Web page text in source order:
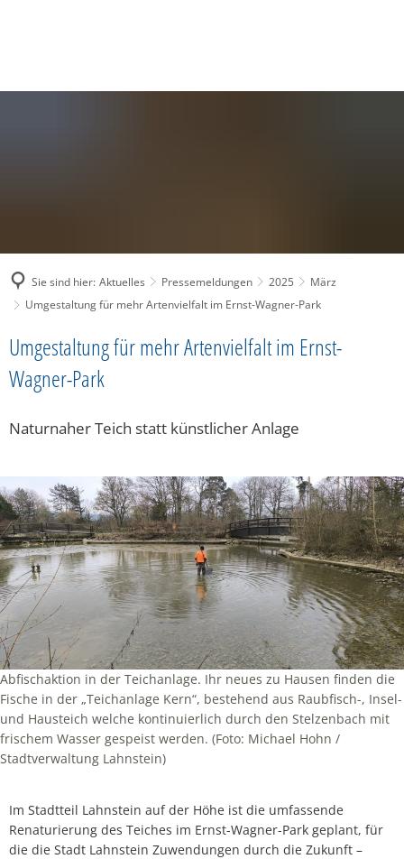
Sie sind hier: Aktuelles Pressemeldungen 2025
März
Umgestaltung für mehr Artenvielfalt im Ernst-Wagner-Park
Umgestaltung für mehr Artenvielfalt im Ernst-
Wagner-Park
Naturnaher Teich statt künstlicher Anlage
Abfischaktion in der Teichanlage. Ihr neues zu Hausen finden die
Fische in der „Teichanlage Kern“, bestehend aus Raubfisch-, Insel-
und Hausteich welche kontinuierlich durch den Stelzenbach mit
frischem Wasser gespeist werden. (Foto: Michael Hohn /
Stadtverwaltung Lahnstein)
Im Stadtteil Lahnstein auf der Höhe ist die umfassende
Renaturierung des Teiches im Ernst-Wagner-Park geplant, für
die die Stadt Lahnstein Zuwendungen durch die Zukunft –